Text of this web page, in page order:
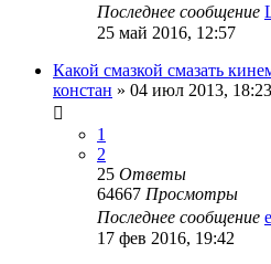
Последнее сообщение
25 май 2016, 12:57
Какой смазкой смазать
констан » 04 июл 2013, 18:23
1
2
25 Ответы
64667 Просмотры
Последнее сообщение
17 фев 2016, 19:42